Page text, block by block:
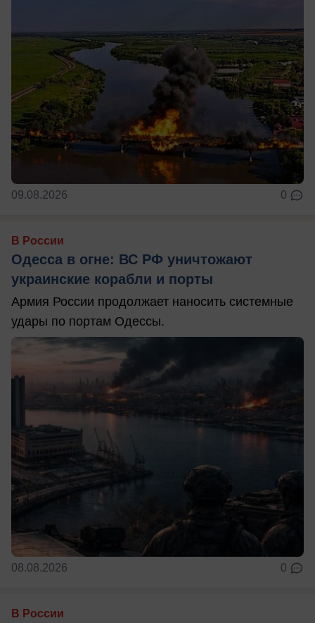
09.08.2026 0
В России
Одесса в огне: ВС РФ уничтожают
украинские корабли и порты
Армия России продолжает наносить системные
удары по портам Одессы.
08.08.2026 0
В России